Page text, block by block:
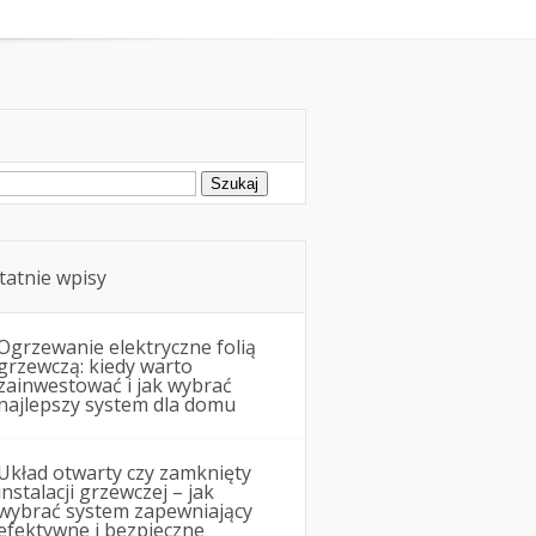
wpisy
elektryczne folią
kiedy warto
i jak wybrać
system dla domu
otwarty czy zamknięty
grzewczej – jak
system zapewniający
i bezpieczne